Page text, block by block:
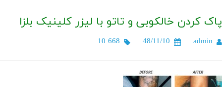
پاک کردن خالکوبی و تاتو با لیزر کلینیک بلزا
admin
48/11/10
10 668